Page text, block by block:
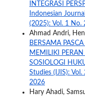
INTEGRASI
Indonesian
(2025): Vol. 1 No.
Ahmad Andri,
BERSAMA
MEMILIKI
SOSIOLOGI
Studies (IJIS):
2026
Hary Ahadi,